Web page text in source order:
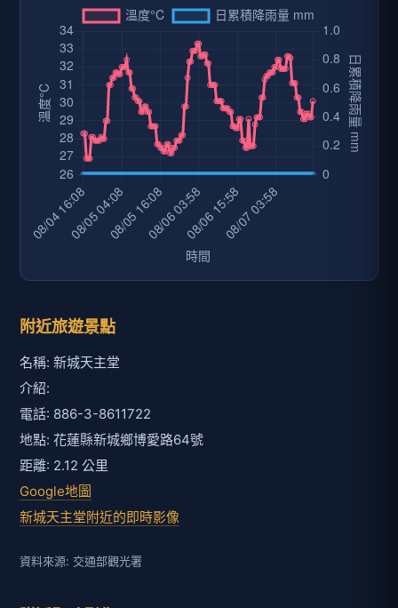
附近旅遊景點
名稱: 新城天主堂
介紹:
電話: 886-3-8611722
地點: 花蓮縣新城鄉博愛路64號
距離: 2.12 公里
Google地圖
新城天主堂附近的即時影像
資料來源: 交通部觀光署